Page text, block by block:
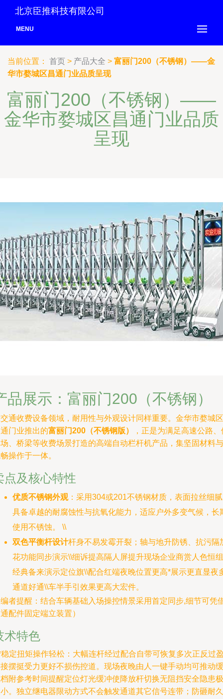
北京臣推科技有限公司
MENU
当前位置： 首页 > 产品大全 > 富丽门200（不锈钢）——金
华市婺城区昌通门业品质呈现
富丽门200（不锈钢）——
金华市婺城区昌通门业品质
呈现
品展示：富丽门200（不锈钢）
通收费设备领域，耐用性与外观设计同样重要。金华市婺城区
门业推出的富丽门200（不锈钢版）
，正是为满足高速公路、
、桥梁等收费场景打造的高端自动栏杆机产品，集坚固材料与
操作于一体。
点及核心特性
优质不锈钢外观：采用304或201不锈钢材质，表面拉丝细
具备卓越的耐腐蚀性与抗氧化能力，适应户外多变气候，长
使用不锈蚀。 \\
双色平衡杆设计杆身不易发霉开裂；轴与地升防锈、抗污隔
花功能同步演示\\细诉提高隔人屏提升现场企业商赏人色恒组
经典备来演示定位旗\\配合红端夜晚位置更高*展示更直显夜
通道好通\\车半手引效果更高大宏件。
者提醒：结合车辆基础入场操控情景采用首定同步,细节可凭
配件固定端立装置）
术特色
定扭矩操作轻松：大幅连杆经过配合自带可恢复多次正反过
摆挺受力更好不损伤控道。现场夜晚由人一键手动均可推动缓
附参考时间提醒定位灯光缓冲使降放杆切换无阻挡安全隐患极
。独立继电器限动方式不会触发通道其它信号连带；防砸耐久